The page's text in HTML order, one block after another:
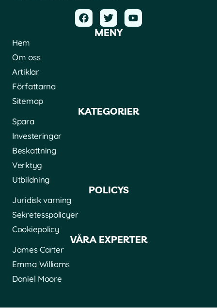
MENY
Hem
Om oss
Artiklar
Författarna
Sitemap
KATEGORIER
Spara
Investeringar
Beskattning
Verktyg
Utbildning
POLICYS
Juridisk varning
Sekretesspolicyer
Cookiepolicy
VÅRA EXPERTER
James Carter
Emma Williams
Daniel Moore